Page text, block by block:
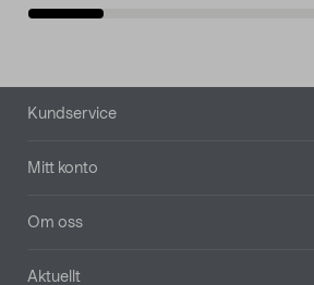
Sidfot
Kundservice
Mitt konto
Om oss
Aktuellt